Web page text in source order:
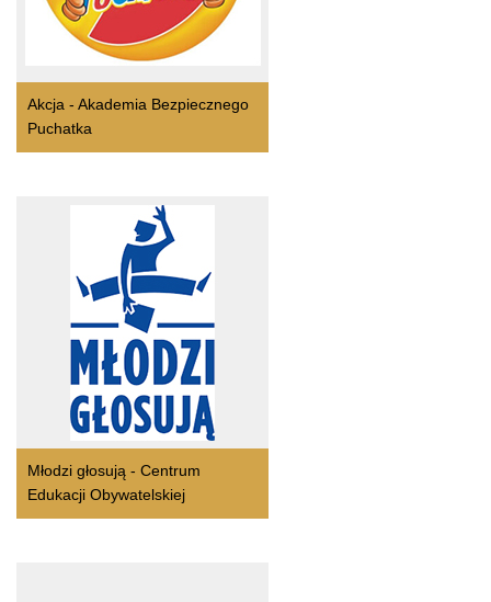
Akcja - Akademia Bezpiecznego
Puchatka
Młodzi głosują - Centrum
Edukacji Obywatelskiej